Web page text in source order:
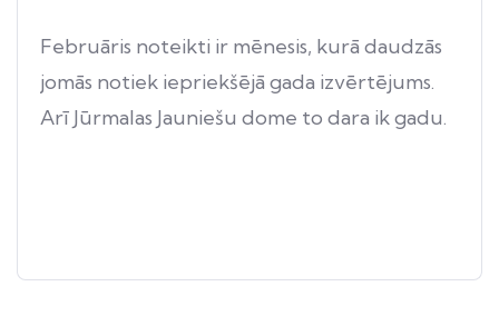
Februāris noteikti ir mēnesis, kurā daudzās
jomās notiek iepriekšējā gada izvērtējums.
Arī Jūrmalas Jauniešu dome to dara ik gadu.